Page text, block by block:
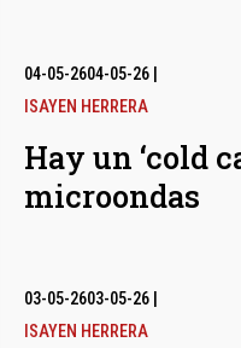
04-05-2604-05-26
ISAYEN HERRERA
Hay un ‘cold
microondas
03-05-2603-05-26
ISAYEN HERRERA